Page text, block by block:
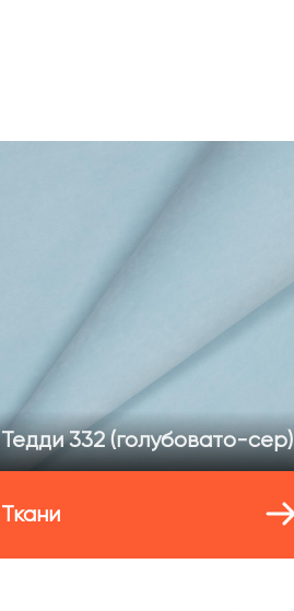
Тедди 332 (голубовато-сер)
Ткани